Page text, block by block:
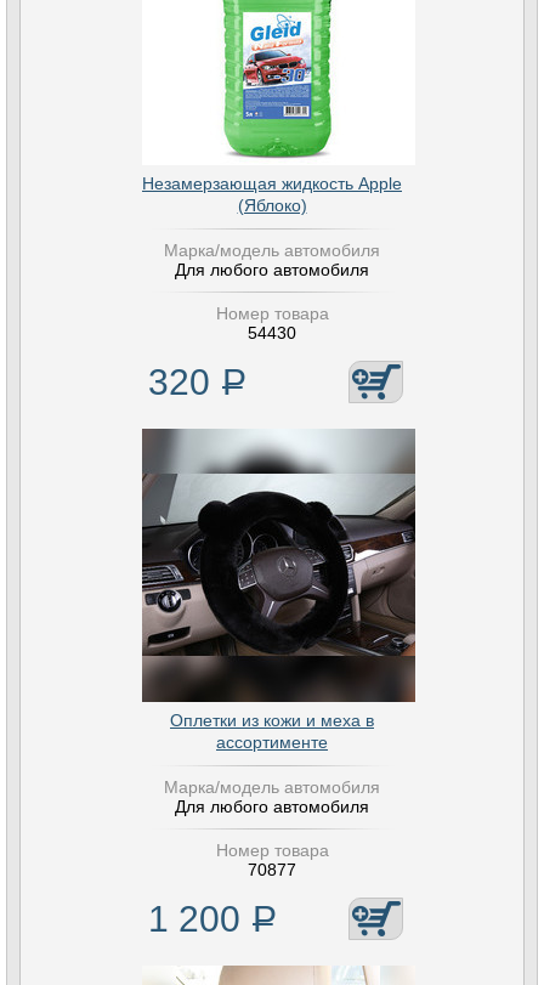
Незамерзающая жидкость Apple
(Яблоко)
Марка/модель автомобиля
Для любого автомобиля
Номер товара
54430
320 Р
Оплетки из кожи и меха в
ассортименте
Марка/модель автомобиля
Для любого автомобиля
Номер товара
70877
1 200 Р